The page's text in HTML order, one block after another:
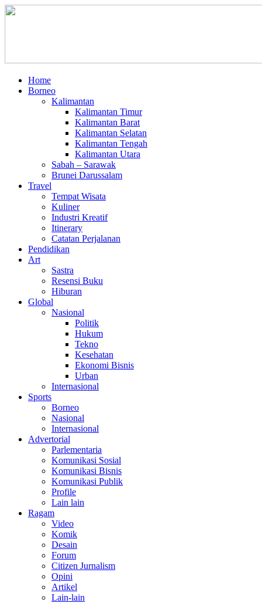
Home
Borneo
Kalimantan
Kalimantan Timur
Kalimantan Barat
Kalimantan Selatan
Kalimantan Tengah
Kalimantan Utara
Sabah – Sarawak
Brunei Darussalam
Travel
Tempat Wisata
Kuliner
Industri Kreatif
Itinerary
Catatan Perjalanan
Pendidikan
Art
Sastra
Resensi Buku
Hiburan
Global
Nasional
Politik
Hukum
Tekno
Kesehatan
Ekonomi Bisnis
Urban
Internasional
Sports
Borneo
Nasional
Internasional
Advertorial
Parlementaria
Komunikasi Sosial
Komunikasi Bisnis
Komunikasi Publik
Profile
Lain lain
Ragam
Video
Komik
Desain
Forum
Citizen Jurnalism
Opini
Artikel
Lain-lain